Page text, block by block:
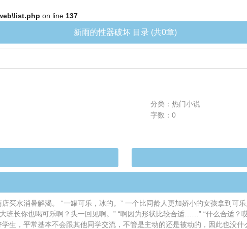
on line 137
新雨的性器破坏 目录 (共0章)
分类：热门小说
字数：0
买水消暑解渴。 “一罐可乐，冰的。” 一个比同龄人更加娇小的女孩拿到可
班长你也喝可乐啊？头一回见啊。” “啊因为形状比较合适……” “什么合适
生，平常基本不会跟其他同学交流，不管是主动的还是被动的，因此也没